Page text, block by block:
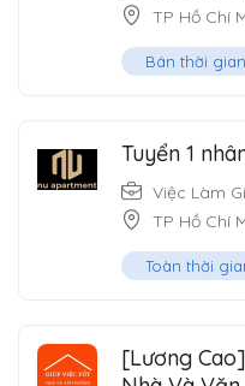
TP Hồ Chí
Bán thời gian
Tuyển 1
Việc Làm
TP Hồ Chí
Toàn thời
[Lương